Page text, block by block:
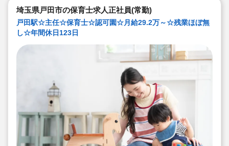
埼玉県戸田市の保育士求人正社員(常勤)
戸田駅☆主任☆保育士☆認可園☆月給29.2万～☆残業ほぼ無
し☆年間休日123日